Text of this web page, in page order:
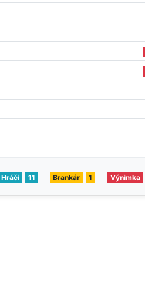
Hráči 11 Brankár 1 Výnimka